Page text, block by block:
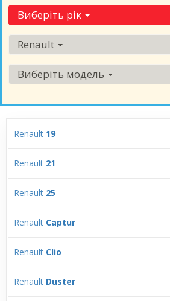
Виберіть рік
Renault
Виберіть модель
Renault 19
Renault 21
Renault 25
Renault Captur
Renault Clio
Renault Duster